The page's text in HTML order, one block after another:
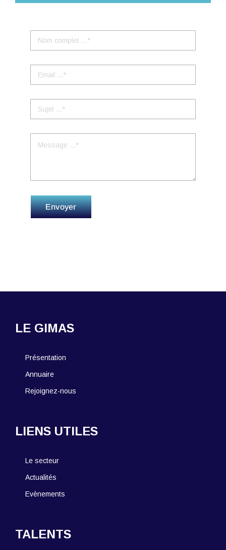
Envoyer
LE GIMAS
Présentation
Annuaire
Rejoignez-nous
LIENS UTILES
Le secteur
Actualités
Evènements
TALENTS